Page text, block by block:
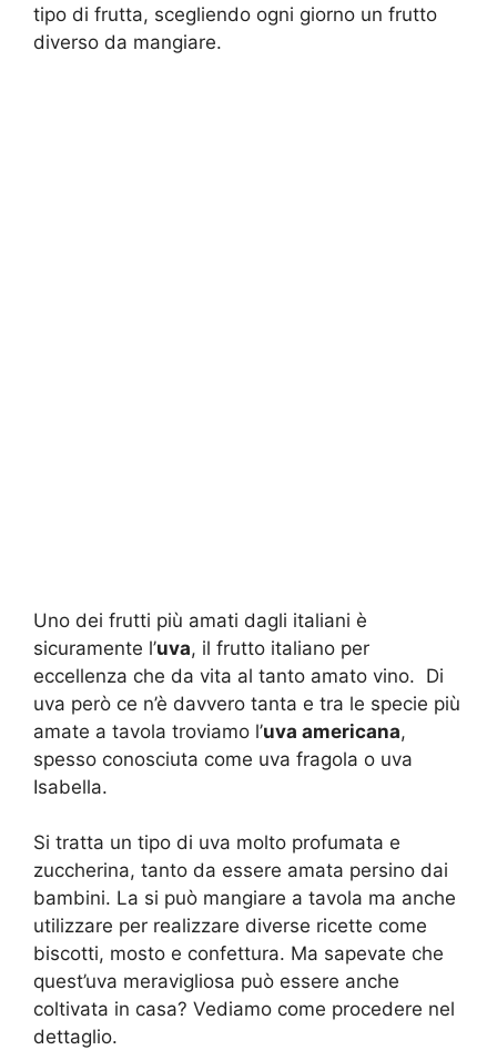
tipo di frutta, scegliendo ogni giorno un frutto
diverso da mangiare.
Uno dei frutti più amati dagli italiani è
sicuramente l’uva, il frutto italiano per
eccellenza che da vita al tanto amato vino. Di
uva però ce n’è davvero tanta e tra le specie più
amate a tavola troviamo l’uva americana,
spesso conosciuta come uva fragola o uva
Isabella.
Si tratta un tipo di uva molto profumata e
zuccherina, tanto da essere amata persino dai
bambini. La si può mangiare a tavola ma anche
utilizzare per realizzare diverse ricette come
biscotti, mosto e confettura. Ma sapevate che
quest’uva meravigliosa può essere anche
coltivata in casa? Vediamo come procedere nel
dettaglio.